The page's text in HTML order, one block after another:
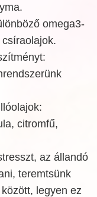
omega3-
citromfű,
az állandó
teremtsünk
legyen ez